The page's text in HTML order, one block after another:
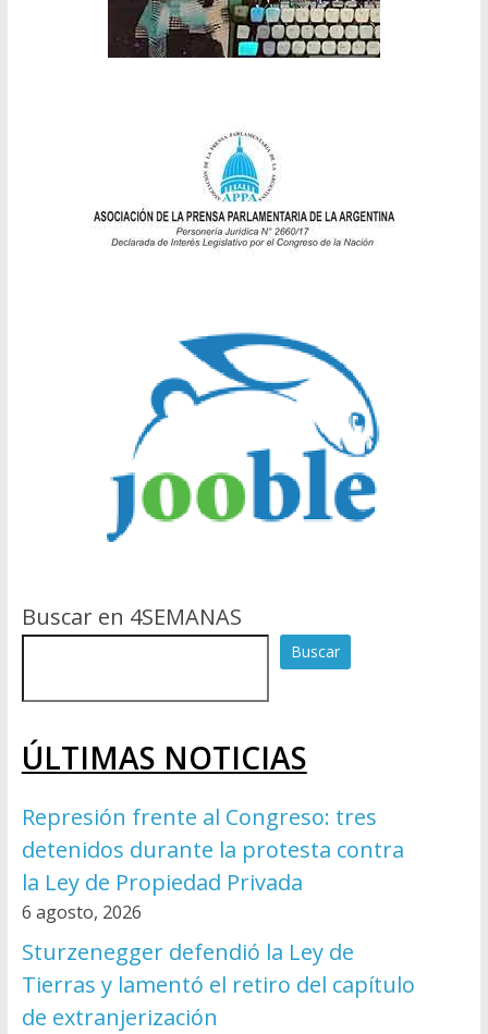
Buscar en 4SEMANAS
Buscar
ÚLTIMAS NOTICIAS
Represión frente al Congreso: tres
detenidos durante la protesta contra
la Ley de Propiedad Privada
6 agosto, 2026
Sturzenegger defendió la Ley de
Tierras y lamentó el retiro del capítulo
de extranjerización